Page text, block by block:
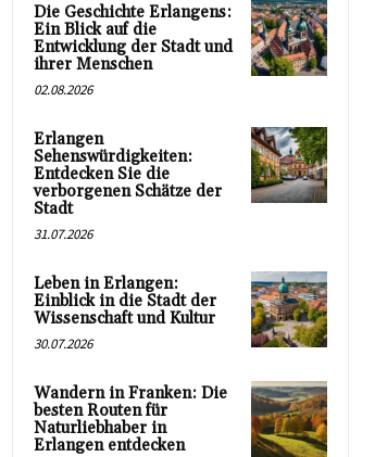
Die Geschichte Erlangens:
Ein Blick auf die
Entwicklung der Stadt und
ihrer Menschen
02.08.2026
Erlangen
Sehenswürdigkeiten:
Entdecken Sie die
verborgenen Schätze der
Stadt
31.07.2026
Leben in Erlangen:
Einblick in die Stadt der
Wissenschaft und Kultur
30.07.2026
Wandern in Franken: Die
besten Routen für
Naturliebhaber in
Erlangen entdecken